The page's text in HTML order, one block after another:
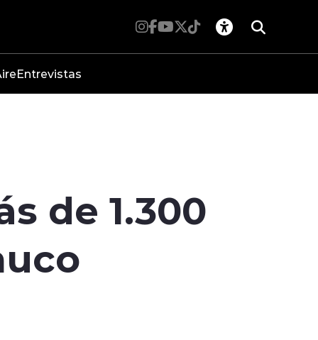
Entrevistas
de 1.300